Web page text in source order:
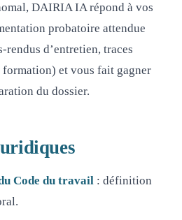
DAIRIA IA répond à vos
probatoire attendue
d’entretien, traces
formation) et vous fait gagner
du dossier.
Code du travail : définition